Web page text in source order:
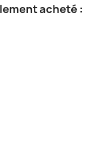
acheté :